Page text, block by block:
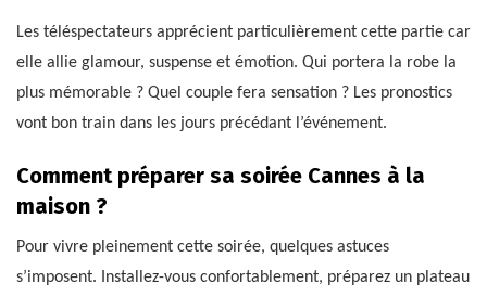
Les téléspectateurs apprécient particulièrement cette partie car
elle allie glamour, suspense et émotion. Qui portera la robe la
plus mémorable ? Quel couple fera sensation ? Les pronostics
vont bon train dans les jours précédant l’événement.
Comment préparer sa soirée Cannes à la
maison ?
Pour vivre pleinement cette soirée, quelques astuces
s’imposent. Installez-vous confortablement, préparez un plateau